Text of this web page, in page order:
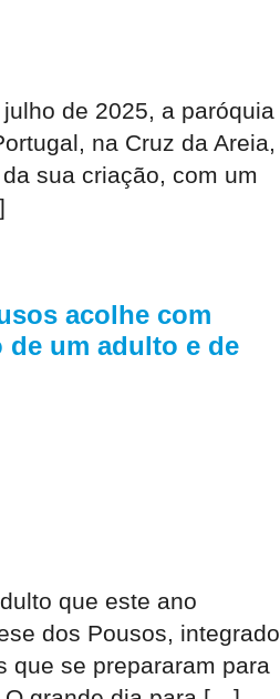
de 2025, a paróquia
na Cruz da Areia,
sua criação, com um
acolhe com
um adulto e de
que este ano
dos Pousos, integrado
que se prepararam para